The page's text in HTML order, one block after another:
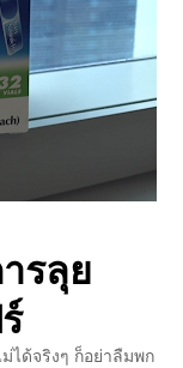
รลุย
ได้จริงๆ ก็อย่าลืมพก